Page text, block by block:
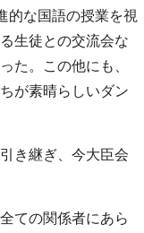
的な国語の授業を視
生徒との交流会な
た。この他にも、
が素晴らしいダン
き継ぎ、今大臣会
ての関係者にあら